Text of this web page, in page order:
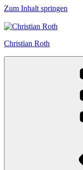
Zum Inhalt springen
Christian Roth